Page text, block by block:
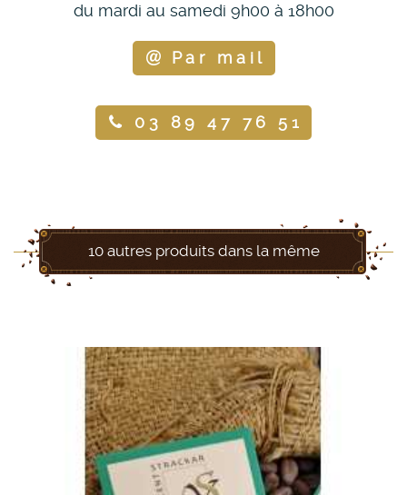
du mardi au samedi 9h00 à 18h00
Par mail
03 89 47 76 51
10 autres produits dans la même